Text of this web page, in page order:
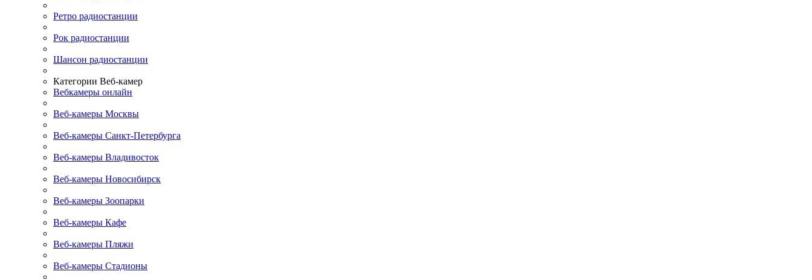
Ретро радиостанции
Рок радиостанции
Шансон радиостанции
Категории Веб-камер
Вебкамеры онлайн
Веб-камеры Москвы
Веб-камеры Санкт-Петербурга
Веб-камеры Владивосток
Веб-камеры Новосибирск
Веб-камеры Зоопарки
Веб-камеры Кафе
Веб-камеры Пляжи
Веб-камеры Стадионы